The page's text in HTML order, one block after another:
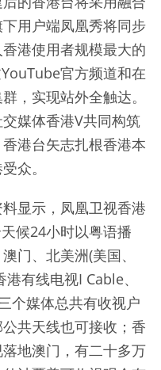
用户端凤凰秀将同步
港使用者规模最大的
官方频道和在
，实现站外全触达。
媒体香港V共同构筑
港台矢志扎根香港本
众。
显示，凤凰卫视香港
候24小时以粤语播
门、北美洲(美国、
有线电视I Cable、
个媒体总共有收视户
共天线也可接收；香
地澳门，有二十多万